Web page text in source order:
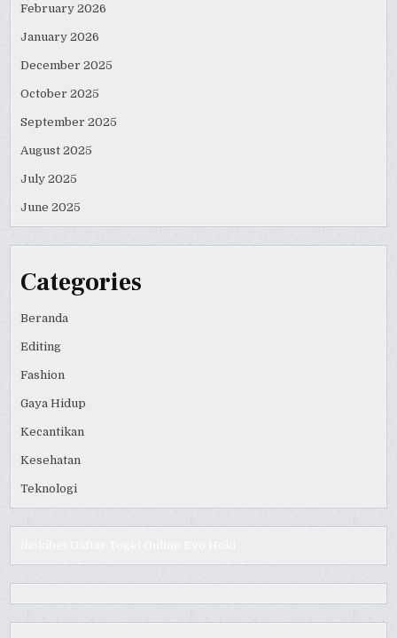
February 2026
January 2026
December 2025
October 2025
September 2025
August 2025
July 2025
June 2025
Categories
Beranda
Editing
Fashion
Gaya Hidup
Kecantikan
Kesehatan
Teknologi